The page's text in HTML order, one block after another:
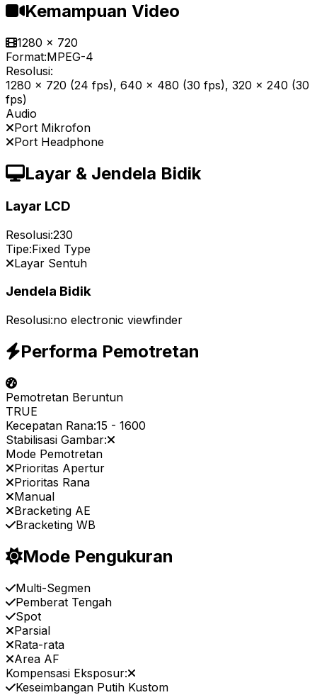
Kemampuan Video
1280 x 720
Format:MPEG-4
Resolusi:
1280 x 720 (24 fps), 640 x 480 (30 fps), 320 x 240 (30
fps)
Audio
Port Mikrofon
Port Headphone
Layar & Jendela Bidik
Layar LCD
Resolusi:230
Tipe:Fixed Type
Layar Sentuh
Jendela Bidik
Resolusi:no electronic viewfinder
Performa Pemotretan
Pemotretan Beruntun
TRUE
Kecepatan Rana:15 - 1600
Stabilisasi Gambar:
Mode Pemotretan
Prioritas Apertur
Prioritas Rana
Manual
Bracketing AE
Bracketing WB
Mode Pengukuran
Multi-Segmen
Pemberat Tengah
Spot
Parsial
Rata-rata
Area AF
Kompensasi Eksposur:
Keseimbangan Putih Kustom